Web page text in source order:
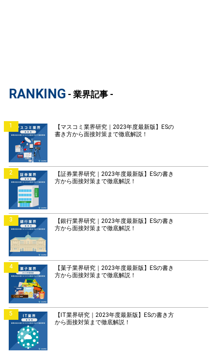
RANKING - 業界記事 -
1
【マスコミ業界研究｜2023年度最新版】ESの
書き方から面接対策まで徹底解説！
2
【証券業界研究｜2023年度最新版】ESの書き
方から面接対策まで徹底解説！
3
【銀行業界研究｜2023年度最新版】ESの書き
方から面接対策まで徹底解説！
4
【菓子業界研究｜2023年度最新版】ESの書き
方から面接対策まで徹底解説！
5
【IT業界研究｜2023年度最新版】ESの書き方
から面接対策まで徹底解説！